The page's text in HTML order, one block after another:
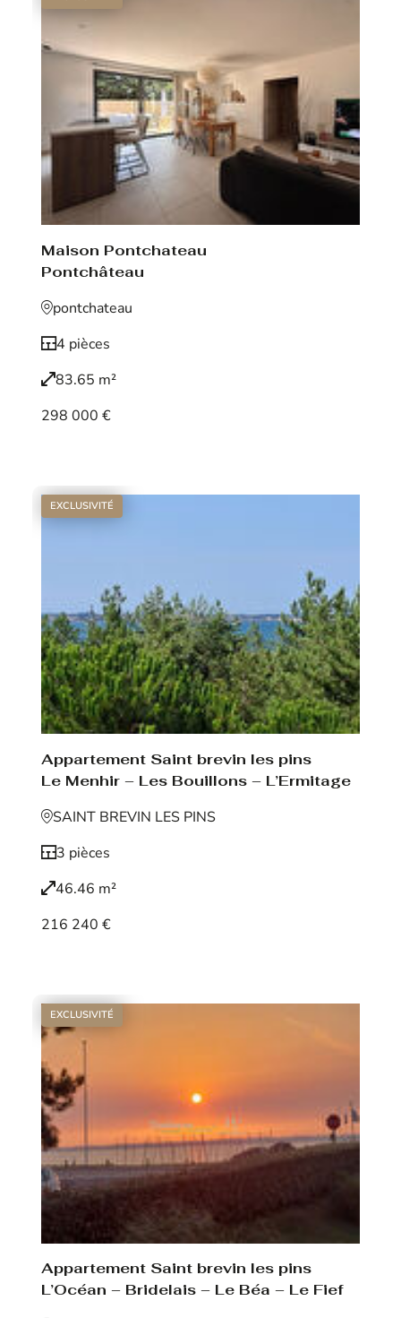
Maison Pontchateau
Pontchâteau
pontchateau
4 pièces
83.65 m²
298 000 €
EXCLUSIVITÉ
Appartement Saint brevin les pins
Le Menhir – Les Bouillons – L’Ermitage
SAINT BREVIN LES PINS
3 pièces
46.46 m²
216 240 €
EXCLUSIVITÉ
Appartement Saint brevin les pins
L’Océan – Bridelais – Le Béa – Le Fief